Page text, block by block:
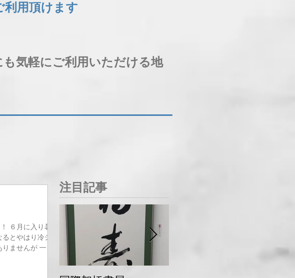
利用頂けます
気軽にご利用いただける地
６月に入り暑い
とやはり冷シャ
りませんが 一
注目記事